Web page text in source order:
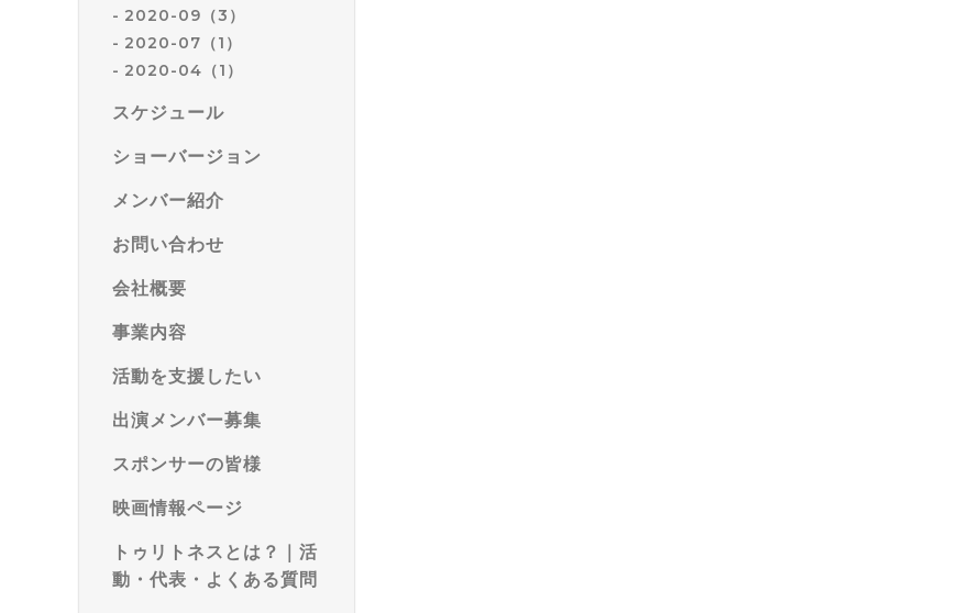
2020-09（3）
2020-07（1）
2020-04（1）
スケジュール
ショーバージョン
メンバー紹介
お問い合わせ
会社概要
事業内容
活動を支援したい
出演メンバー募集
スポンサーの皆様
映画情報ページ
トゥリトネスとは？｜活
動・代表・よくある質問